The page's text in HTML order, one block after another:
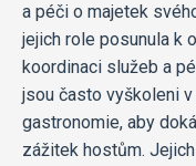
a péči o majetek
jejich role posunula k
koordinaci služeb a
jsou často vyškoleni
gastronomie, aby
zážitek hostům.